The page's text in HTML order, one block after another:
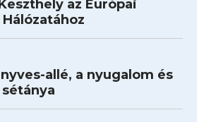
az Európai
allé, a nyugalom és